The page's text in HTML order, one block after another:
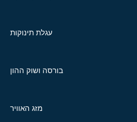
עגלת תינוקות
בורסה ושוק ההון
מזג האוויר